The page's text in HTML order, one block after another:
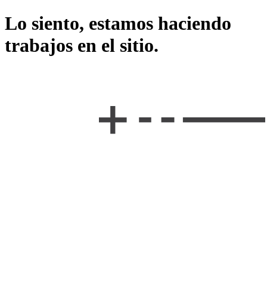
Lo siento, estamos haciendo
trabajos en el sitio.